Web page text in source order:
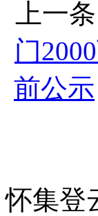
上一
门
前公示
怀集登